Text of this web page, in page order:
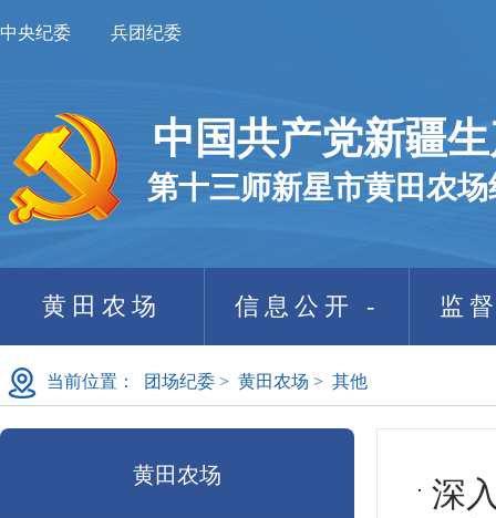
中央纪委 兵团纪委
中国共产党新疆
第十三师新星市黄田农
黄田农场 信息公开 - 监
当前位置： 团场纪委 > 黄田农场 > 其他
黄田农场
深